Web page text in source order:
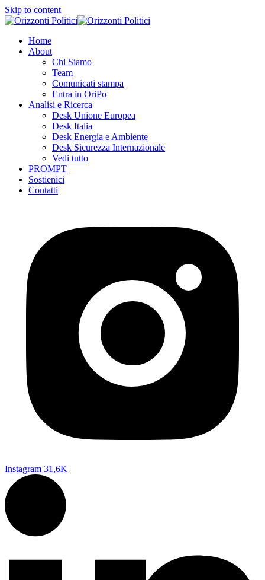
Skip to content
Home
About
Chi Siamo
Team
Comunicati stampa
Entra in OriPo
Analisi e Ricerca
Desk Unione Europea
Desk Italia
Desk Energia e Ambiente
Desk Sicurezza Internazionale
Vedi tutto
PROMPT
Sostienici
Contatti
Instagram 31,6K